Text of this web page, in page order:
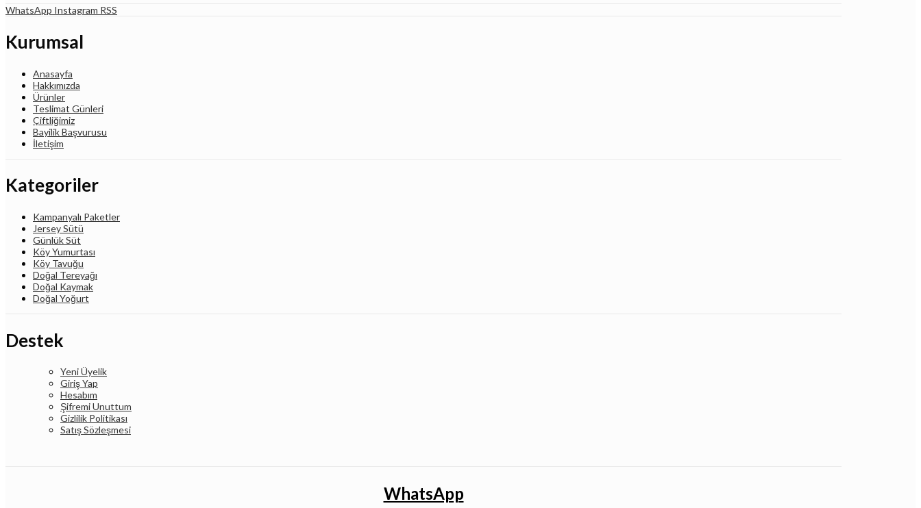
WhatsApp Instagram RSS
Kurumsal
Anasayfa
Hakkımızda
Ürünler
Teslimat Günleri
Çiftliğimiz
Bayilik Başvurusu
İletişim
Kategoriler
Kampanyalı Paketler
Jersey Sütü
Günlük Süt
Köy Yumurtası
Köy Tavuğu
Doğal Tereyağı
Doğal Kaymak
Doğal Yoğurt
Destek
Yeni Üyelik
Giriş Yap
Hesabım
Şifremi Unuttum
Gizlilik Politikası
Satış Sözleşmesi
WhatsApp